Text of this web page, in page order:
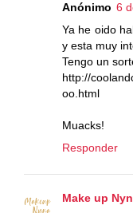
Anónimo 6
Ya he oido
y esta muy
Tengo un
http://
oo.html
Muacks!
Responder
Make up